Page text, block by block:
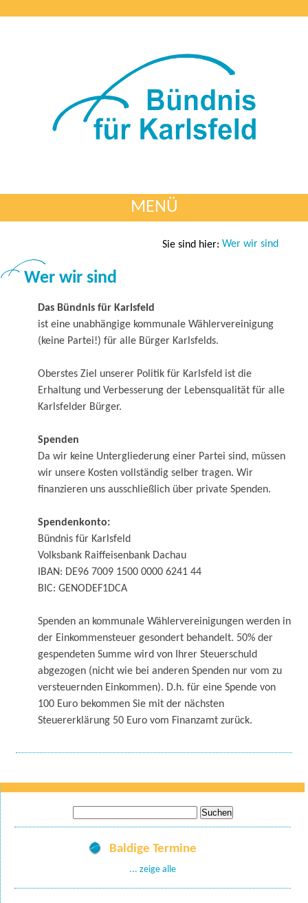
MENÜ
Sie sind hier: Wer wir sind
Wer wir sind
Das Bündnis für Karlsfeld
ist eine unabhängige kommunale Wähler­vereinigung
(keine Partei!) für alle Bürger Karlsfelds.
Oberstes Ziel unserer Politik für Karlsfeld ist die
Erhaltung und Verbesserung der Lebensqualität für alle
Karlsfelder Bürger.
Spenden
Da wir keine Untergliederung einer Partei sind, müssen
wir unsere Kosten vollständig selber tragen. Wir
finanzieren uns ausschließlich über private Spenden.
Spendenkonto:
Bündnis für Karlsfeld
Volksbank Raiffeisenbank Dachau
IBAN: DE96 7009 1500 0000 6241 44
BIC: GENODEF1DCA
Spenden an kommunale Wählervereinigungen werden in
der Einkommensteuer gesondert behandelt. 50% der
gespendeten Summe wird von Ihrer Steuerschuld
abgezogen (nicht wie bei anderen Spenden nur vom zu
versteuernden Einkommen). D.h. für eine Spende von
100 Euro bekommen Sie mit der nächsten
Steuererklärung 50 Euro vom Finanzamt zurück.
nach:
Baldige Termine
... zeige alle